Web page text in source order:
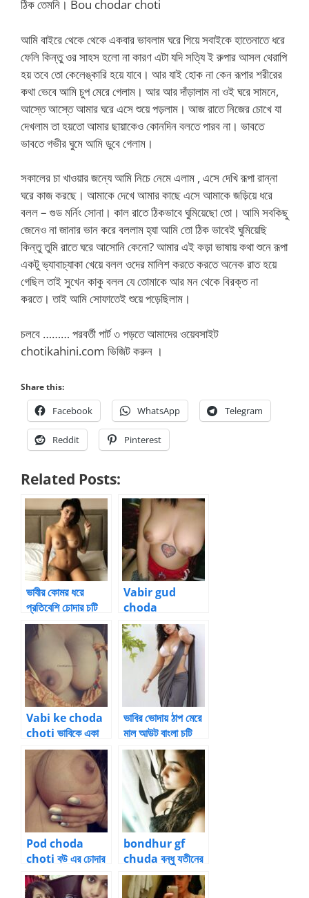
ঠিক তেমনি। Bou chodar choti
আমি বাইরে থেকে থেকে একবার ভাবলাম ঘরে গিয়ে সবাইকে হাতেনাতে ধরে
ফেলি কিন্তু ওর সাহস হলো না কারণ এটা যদি সত্যি ই রুপার আসল থেরাপি
হয় তবে তো কেলেঙ্কারি হয়ে যাবে। আর যাই হোক না কেন রূপার শরীরের
কথা ভেবে আমি চুপ মেরে গেলাম। আর আর দাঁড়ালাম না ওই ঘরে সামনে,
আস্তে আস্তে আমার ঘরে এসে শুয়ে পড়লাম। আজ রাতে নিজের চোখে যা
দেখলাম তা হয়তো আমার ছায়াকেও কোনদিন বলতে পারব না। ভাবতে
ভাবতে গভীর ঘুমে আমি ডুবে গেলাম।
সকালের চা খাওয়ার জন্যে আমি নিচে নেমে এলাম , এসে দেখি রূপা রান্না
ঘরে কাজ করছে। আমাকে দেখে আমার কাছে এসে আমাকে জড়িয়ে ধরে
বলল – গুড মর্নিং সোনা। কাল রাতে ঠিকভাবে ঘুমিয়েছো তো। আমি সবকিছু
জেনেও না জানার ভান করে বললাম হ্যা আমি তো ঠিক ভাবেই ঘুমিয়েছি
কিন্তু তুমি রাতে ঘরে আসোনি কেনো? আমার এই কড়া ভাষায় কথা শুনে রূপা
একটু ভ্যাবাচ্যাকা খেয়ে বলল ওদের মালিশ করতে করতে অনেক রাত হয়ে
গেছিল তাই সুখেন কাকু বলল যে তোমাকে আর মন থেকে বিরক্ত না
করতে। তাই আমি সোফাতেই শুয়ে পড়েছিলাম।
চলবে ……… পরবর্তী পার্ট ৩ পড়তে আমাদের ওয়েবসাইট
chotikahini.com ভিজিট করুন ।
Share this:
Facebook WhatsApp Telegram
Reddit Pinterest
Related Posts:
ভাবীর কোমর ধরে
প্রতিবেশি চোদার চটি
গল্প 4
Vabir gud
choda
chotigolpo ভাবির
রসালো গুদ চোদা বাংলা
চটিগল্প
Vabi ke choda
choti ভাবিকে একা
পেয়ে চোদা বাংলা চটি 1
ভাবির ভোদায় ঠাপ মেরে
মাল আউট বাংলা চটি
Vabi choda
Pod choda
choti বউ এর চোদার
চটি গল্প 3
bondhur gf
chuda বন্ধু যতীনের
গার্ল ফ্রেন্ড কে আমি
চুদলাম